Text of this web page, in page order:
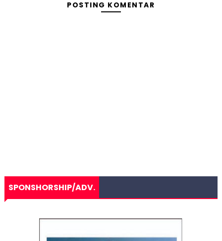
POSTING KOMENTAR
SPONSHORSHIP/ADV.